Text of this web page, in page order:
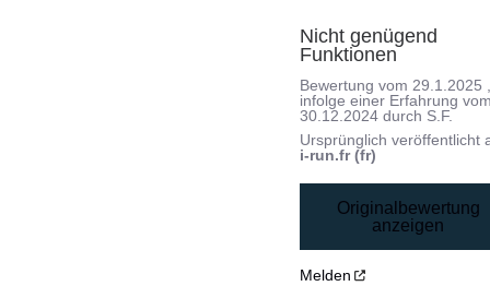
Nicht genügend
Funktionen
Bewertung vom 29.1.2025
infolge einer Erfahrung
30.12.2024 durch S.F.
Ursprünglich veröffentlicht
i-run.fr (fr)
Originalbewertung
anzeigen
Melden